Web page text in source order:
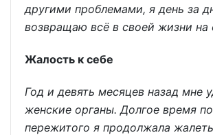
другими проблемами, я день за
возвращаю всё в своей жизни на
Жалость к себе
Год и девять месяцев назад мне
женские органы. Долгое время
пережитого я продолжала